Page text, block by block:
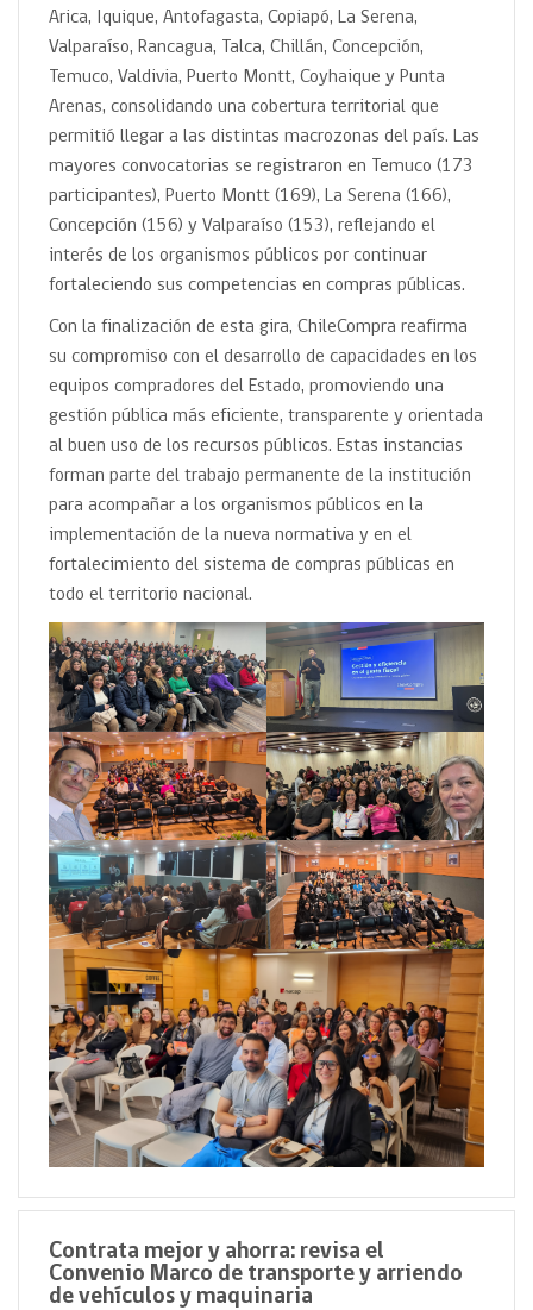
Arica, Iquique, Antofagasta, Copiapó, La Serena,
Valparaíso, Rancagua, Talca, Chillán, Concepción,
Temuco, Valdivia, Puerto Montt, Coyhaique y Punta
Arenas, consolidando una cobertura territorial que
permitió llegar a las distintas macrozonas del país. Las
mayores convocatorias se registraron en Temuco (173
participantes), Puerto Montt (169), La Serena (166),
Concepción (156) y Valparaíso (153), reflejando el
interés de los organismos públicos por continuar
fortaleciendo sus competencias en compras públicas.
Con la finalización de esta gira, ChileCompra reafirma
su compromiso con el desarrollo de capacidades en los
equipos compradores del Estado, promoviendo una
gestión pública más eficiente, transparente y orientada
al buen uso de los recursos públicos. Estas instancias
forman parte del trabajo permanente de la institución
para acompañar a los organismos públicos en la
implementación de la nueva normativa y en el
fortalecimiento del sistema de compras públicas en
todo el territorio nacional.
Contrata mejor y ahorra: revisa el
Convenio Marco de transporte y arriendo
de vehículos y maquinaria